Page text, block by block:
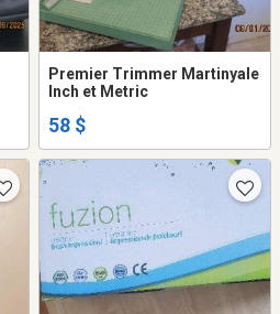
Premier Trimmer Martinyale
Inch et Metric
58 $